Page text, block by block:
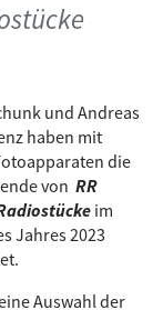
und Andreas
haben mit
die
von RR
im
Jahres 2023
Auswahl der